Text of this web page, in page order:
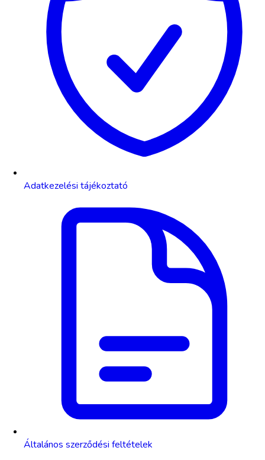
Adatkezelési tájékoztató
Általános szerződési feltételek